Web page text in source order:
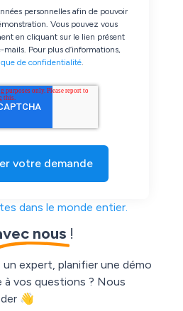
dans le monde entier.
nous !
expert, planifier une démo
vos questions ? Nous
👋
personnelles afin de pouvoir
Vous pouvez vous
en cliquant sur le lien présent
Pour plus d’informations,
de confidentialité.